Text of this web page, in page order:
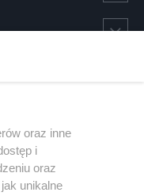
oraz inne
i
oraz
unikalne